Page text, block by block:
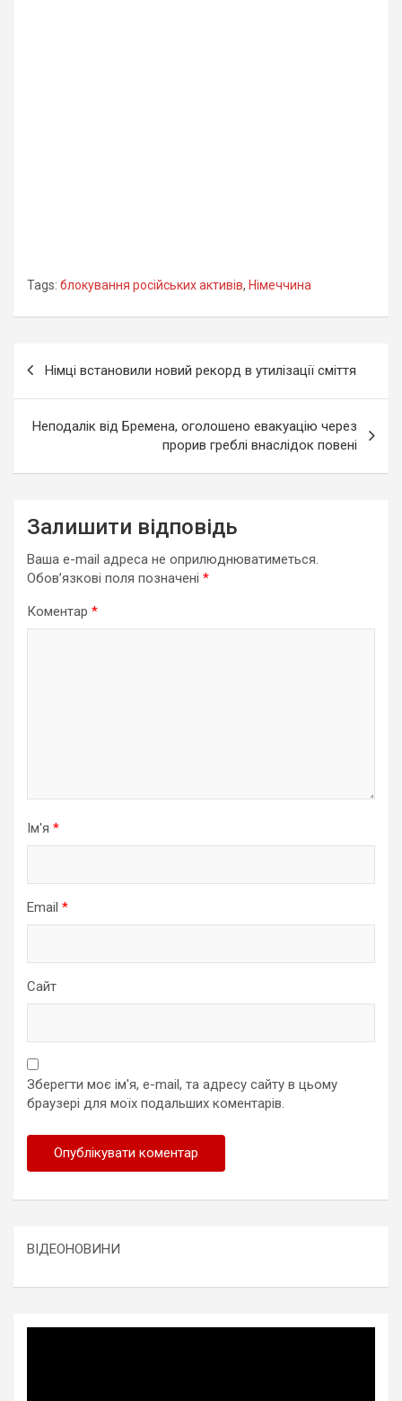
Tags: блокування російських активів, Німеччина
записів
Німці встановили новий рекорд в утилізації сміття
Неподалік від Бремена, оголошено евакуацію через
прорив греблі внаслідок повені
Залишити відповідь
Ваша e-mail адреса не оприлюднюватиметься.
Обов’язкові поля позначені *
Коментар *
Ім'я *
Email *
Сайт
Зберегти моє ім'я, e-mail, та адресу сайту в цьому
браузері для моїх подальших коментарів.
ВІДЕОНОВИНИ